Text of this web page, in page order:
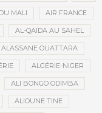
MALI AIR FRANCE
AL-QAÏDA AU SAHEL
ALASSANE OUATTARA
ALGÉRIE-NIGER
ALI BONGO ODIMBA
ALIOUNE TINE